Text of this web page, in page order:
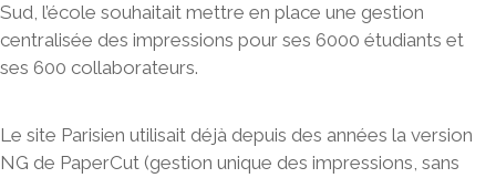
Sud, l’école souhaitait mettre en place une gestion
centralisée des impressions pour ses 6000 étudiants et
ses 600 collaborateurs.
Le site Parisien utilisait déjà depuis des années la version
NG de PaperCut (gestion unique des impressions, sans